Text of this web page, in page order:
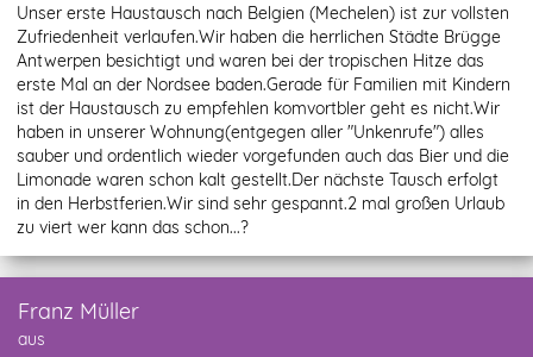
Unser erste Haustausch nach Belgien (Mechelen) ist zur vollsten
Zufriedenheit verlaufen.Wir haben die herrlichen Städte Brügge
Antwerpen besichtigt und waren bei der tropischen Hitze das
erste Mal an der Nordsee baden.Gerade für Familien mit Kindern
ist der Haustausch zu empfehlen komvortbler geht es nicht.Wir
haben in unserer Wohnung(entgegen aller "Unkenrufe") alles
sauber und ordentlich wieder vorgefunden auch das Bier und die
Limonade waren schon kalt gestellt.Der nächste Tausch erfolgt
in den Herbstferien.Wir sind sehr gespannt.2 mal großen Urlaub
zu viert wer kann das schon...?
Franz Müller
aus